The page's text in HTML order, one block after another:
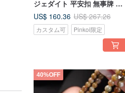
ジェダイト 平安扣 無事牌 編
み込みブレスレット | 天然ミ
ャンマー産ジェダイト（A
貨）
US$ 160.36 US$ 267.26
カスタム可 Pinkoi限定
40%OFF